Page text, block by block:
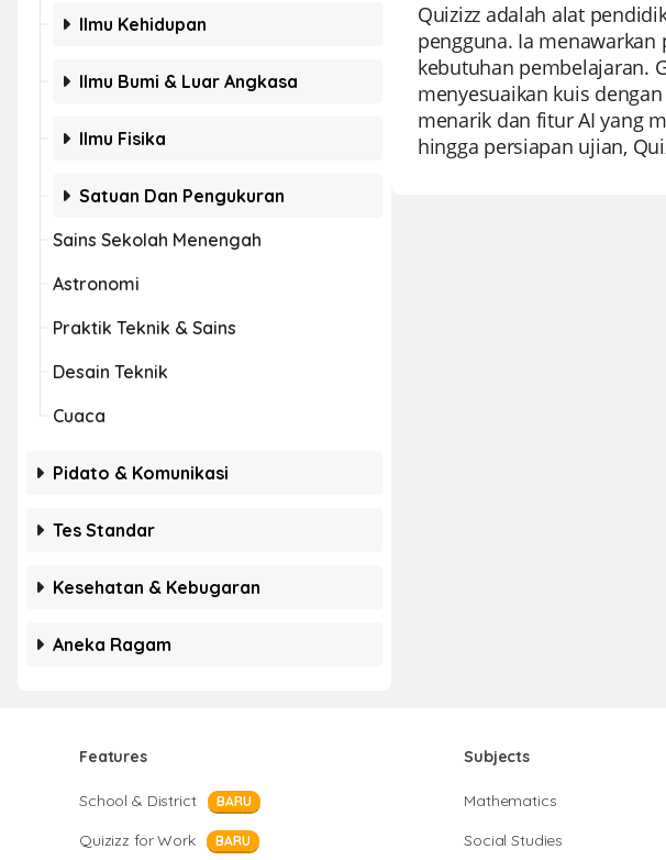
Ilmu Kehidupan
Ilmu Bumi & Luar Angkasa
Ilmu Fisika
Satuan Dan Pengukuran
Sains Sekolah Menengah
Astronomi
Praktik Teknik & Sains
Desain Teknik
Cuaca
Pidato & Komunikasi
Tes Standar
Kesehatan & Kebugaran
Aneka Ragam
Quizizz adalah alat
pengguna. Ia
kebutuhan pembelajaran.
menyesuaikan kuis
menarik dan fitur AI yang
hingga persiapan ujian,
Features
School & District BARU
Quizizz for Work BARU
Subjects
Mathematics
Social Studies